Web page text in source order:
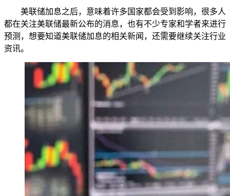
美联储加息之后，意味着许多国家都会受到影响，很多人
都在关注美联储最新公布的消息，也有不少专家和学者来进行
预测，想要知道美联储加息的相关新闻，还需要继续关注行业
资讯。